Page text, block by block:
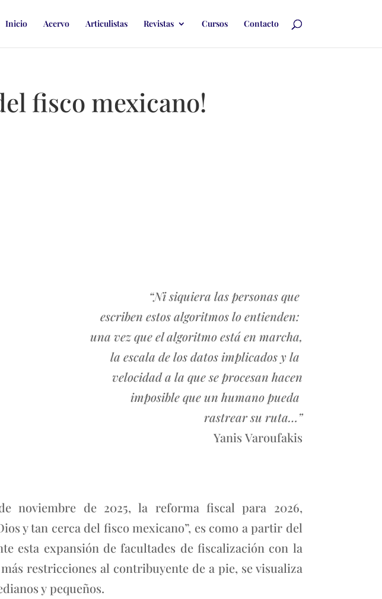
Inicio Acervo Articulistas Revistas Cursos Contacto
fisco mexicano!
“Ni siquiera las personas que
escriben estos algoritmos lo entienden:
una vez que el algoritmo está en marcha,
la escala de los datos implicados y la
velocidad a la que se procesan hacen
imposible que un humano pueda
rastrear su ruta…”
Yanis Varoufakis
de 2025, la reforma fiscal para 2026,
y tan cerca del fisco mexicano”, es como a partir del
esta expansión de facultades de fiscalización con la
restricciones al contribuyente de a pie, se visualiza
y pequeños.